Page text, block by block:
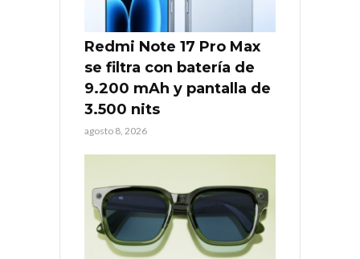
Redmi Note 17 Pro Max
se filtra con batería de
9.200 mAh y pantalla de
3.500 nits
agosto 8, 2026